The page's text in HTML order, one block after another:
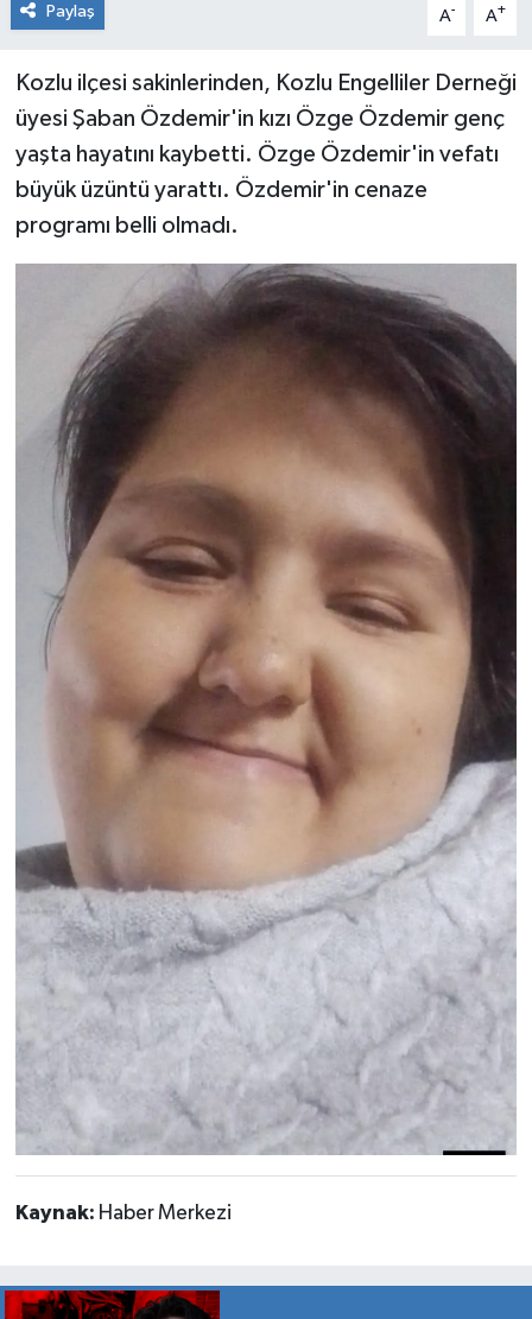
Paylaş A- A+
Kozlu ilçesi sakinlerinden, Kozlu Engelliler Derneği
üyesi Şaban Özdemir'in kızı Özge Özdemir genç
yaşta hayatını kaybetti. Özge Özdemir'in vefatı
büyük üzüntü yarattı. Özdemir'in cenaze
programı belli olmadı.
Kaynak: Haber Merkezi